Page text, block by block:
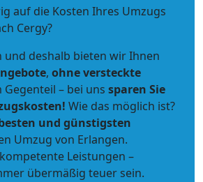
auf die Kosten Ihres Umzugs
Cergy?
und deshalb bieten wir Ihnen
, ohne versteckte
Gegenteil – bei uns sparen Sie
Wie das möglich ist?
und günstigsten
Umzug von Erlangen.
Leistungen –
übermäßig teuer sein.